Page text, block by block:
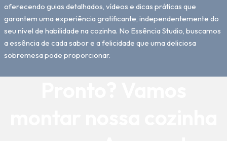
oferecendo guias detalhados, vídeos e dicas práticas que
garantem uma experiência gratificante, independentemente do
seu nível de habilidade na cozinha. No Essência Studio, buscamos
a essência de cada sabor e a felicidade que uma deliciosa
sobremesa pode proporcionar.